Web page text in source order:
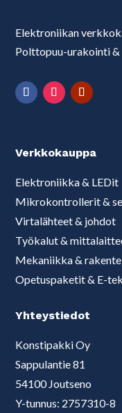
Elektroniikan
Polttopuu-urakointi &
Verkkokauppa
Elektroniikka & LEDit
Mikrokontrollerit &
Virtalähteet & johdot
Työkalut &
Mekaniikka &
Opetuspaketit & E-
Yhteystiedot
Konstipakki Oy
Sappulantie 81
54100 Joutseno
Y-tunnus: 2757310-8